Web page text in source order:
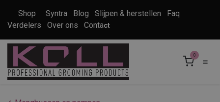
Shop Syntra Blog Slijpen & herstellen
Faq
Verdelers
Over ons Contact
0